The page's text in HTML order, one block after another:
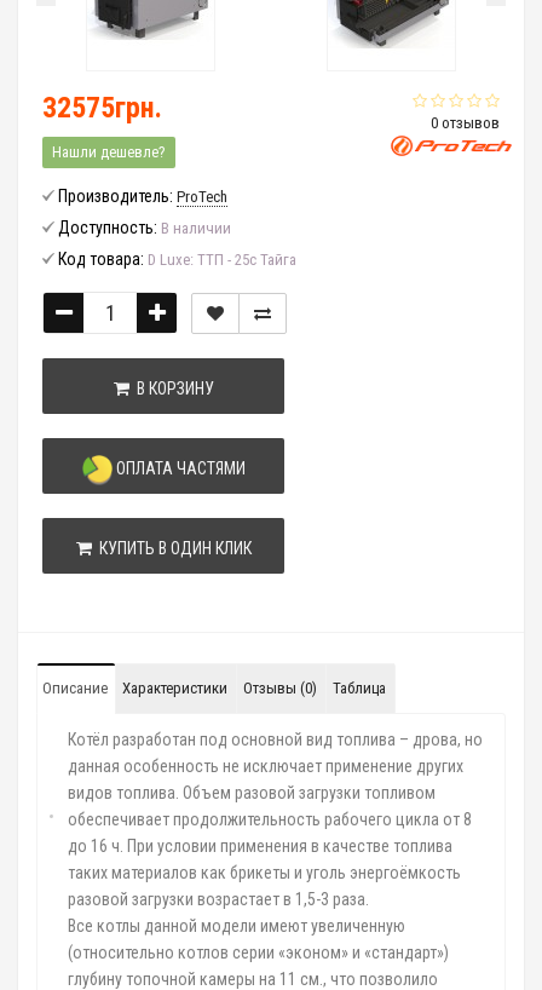
0 отзывов
32575грн.
Нашли дешевле?
Производитель: ProTech
Доступность: В наличии
Код товара: D Luxe: ТТП - 25с Тайга
В КОРЗИНУ
ОПЛАТА ЧАСТЯМИ
КУПИТЬ В ОДИН КЛИК
Описание Характеристики Отзывы (0) Таблица
Котёл разработан под основной вид топлива – дрова, но
данная особенность не исключает применение других
видов топлива. Объем разовой загрузки топливом
обеспечивает продолжительность рабочего цикла от 8
до 16 ч. При условии применения в качестве топлива
таких материалов как брикеты и уголь энергоёмкость
разовой загрузки возрастает в 1,5-3 раза.
Все котлы данной модели имеют увеличенную
(относительно котлов серии «эконом» и «стандарт»)
глубину топочной камеры на 11 см., что позволило